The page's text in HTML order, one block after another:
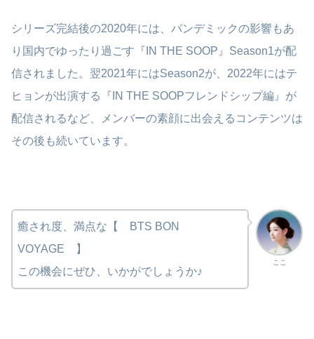
シリーズ完結後の2020年には、パンデミックの影響もあ
り国内でゆったり過ごす『IN THE SOOP』Season1が配
信されました。翌2021年にはSeason2が、2022年にはテ
ヒョンが出演する『IN THE SOOPフレンドシップ編』が
配信されるなど、メンバーの素顔に出会えるコンテンツは
その後も続いています。
ここ
癒され度、満点な【 BTS BON
VOYAGE 】
この機会にぜひ、いかがでしょうか♪